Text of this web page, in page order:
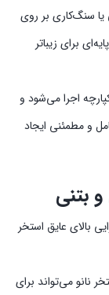
یا سنگ‌کاری بر روی
برای زیباتر
اجرا می‌شود و
و مطمئنی ایجاد
بتنی
بالای عایق استخر
نانو می‌تواند برای